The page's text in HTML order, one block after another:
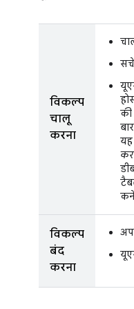
विकल्प
चालू
करना
की
विकल्प
बंद
करना